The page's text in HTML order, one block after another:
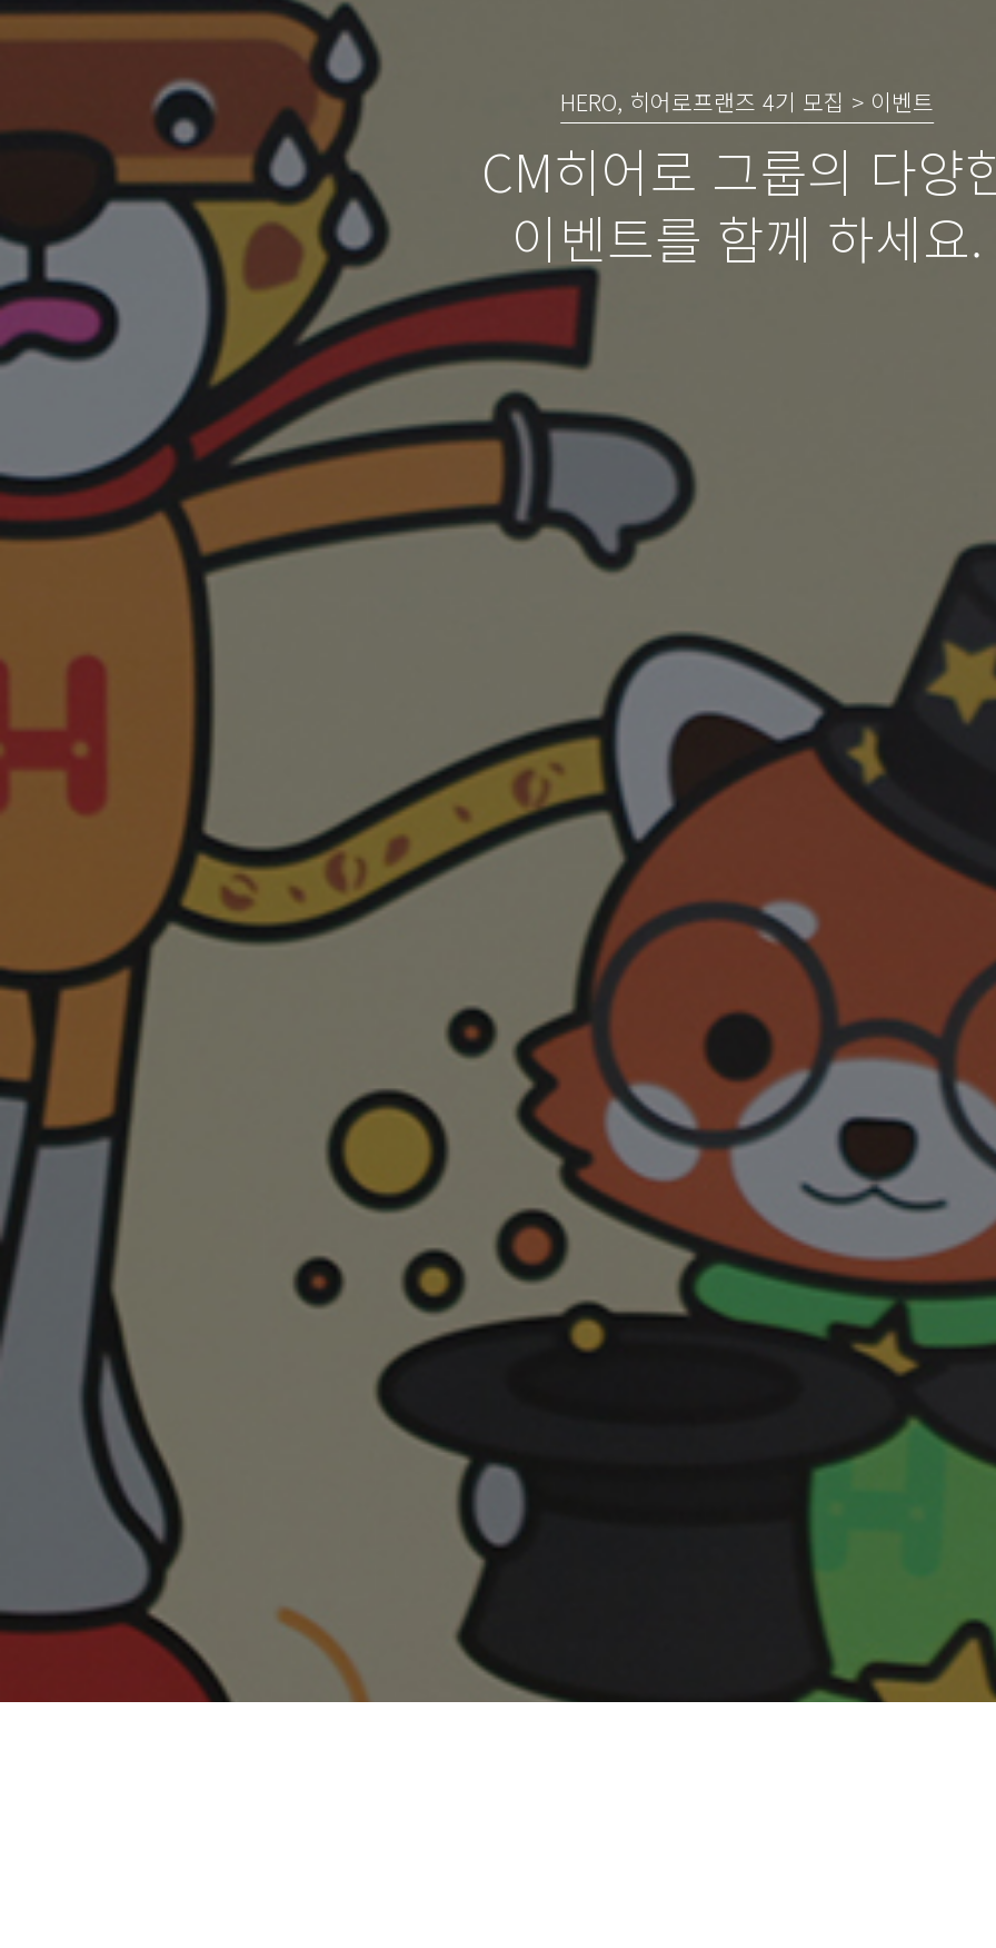
HERO, 히어로프랜즈 4기 모집 > 이벤트
CM히어로 그룹의 다양
이벤트를 함께 하세요.